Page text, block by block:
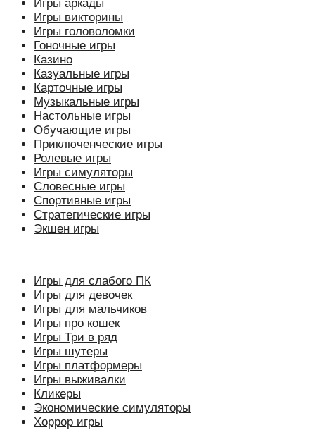
Игры аркады
Игры викторины
Игры головоломки
Гоночные игры
Казино
Казуальные игры
Карточные игры
Музыкальные игры
Настольные игры
Обучающие игры
Приключенческие игры
Ролевые игры
Игры симуляторы
Словесные игры
Спортивные игры
Стратегические игры
Экшен игры
Игры для слабого ПК
Игры для девочек
Игры для мальчиков
Игры про кошек
Игры Три в ряд
Игры шутеры
Игры платформеры
Игры выживалки
Кликеры
Экономические симуляторы
Хоррор игры